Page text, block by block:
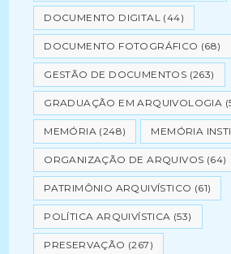
DOCUMENTO DIGITAL (44)
DOCUMENTO FOTOGRÁFICO (68)
GESTÃO DE DOCUMENTOS (263)
GRADUAÇÃO EM ARQUIVOLOGIA
MEMÓRIA (248) MEMÓRIA
ORGANIZAÇÃO DE ARQUIVOS (64)
PATRIMÔNIO ARQUIVÍSTICO (61)
POLÍTICA ARQUIVÍSTICA (53)
PRESERVAÇÃO (267)